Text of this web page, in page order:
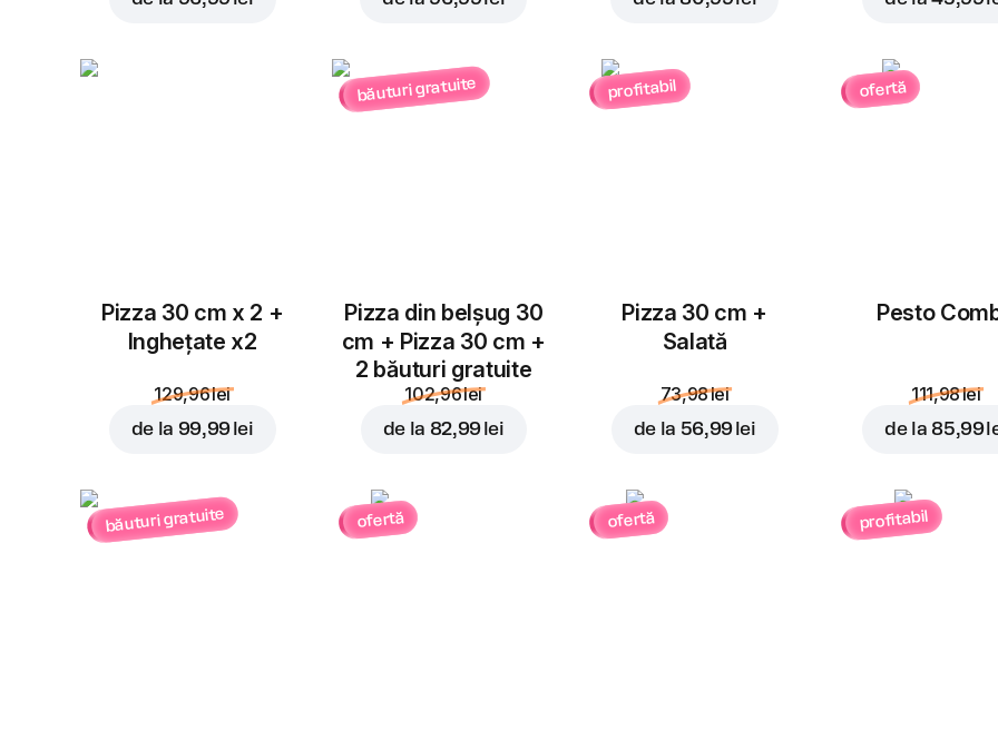
Magnet Pepperobi
În coș
Pizza 30 cm x 2 +
Inghețate x2
129,96 lei
de la 99,99 lei
băuturi gratuite
Pizza din belșug 30
cm + Pizza 30 cm +
2 băuturi gratuite
102,96 lei
de la 82,99 lei
profitabil
Pizza 30 cm +
Salată
73,98 lei
de la 56,99 lei
ofertă
Pesto
111,98 lei
de la 85,99
băuturi gratuite ofertă ofertă profitabil